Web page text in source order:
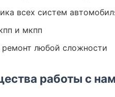
всех систем
и мкпп
ремонт любой сложности
работы с